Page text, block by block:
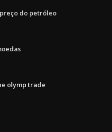
do petróleo
olymp trade